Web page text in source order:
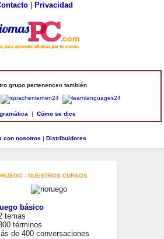
| Privacidad
grupo pertenencen también
| Cómo se dice
con nosotros | Distribuidores
- NUESTROS CURSOS
básico
temas
términos
de 400 conversaciones